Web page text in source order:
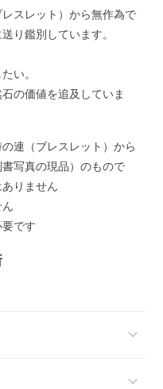
スレット）から無作為で
り鑑別しています。
い。
の価値を追及していま
連（ブレスレット）から
写真の現品）のもので
りません
です